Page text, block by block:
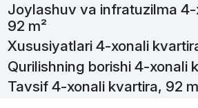
Joylashuv va infratuzilma
92 m²
Xususiyatlari 4-xonali
Qurilishning borishi 4-xonali
Tavsif 4-xonali kvartira, 92